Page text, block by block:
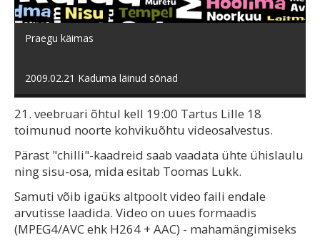
video
Praegu käimas
2009.02.21 Kaduma läinud sõnad
21. veebruari õhtul kell 19:00 Tartus Lille 18
toimunud noorte kohvikuõhtu videosalvestus.
Pärast "chilli"-kaadreid saab vaadata ühte ühislaulu
ning sisu-osa, mida esitab Toomas Lukk.
Samuti võib igaüks altpoolt video faili endale
arvutisse laadida. Video on uues formaadis
(MPEG4/AVC ehk H264 + AAC) - mahamängimiseks